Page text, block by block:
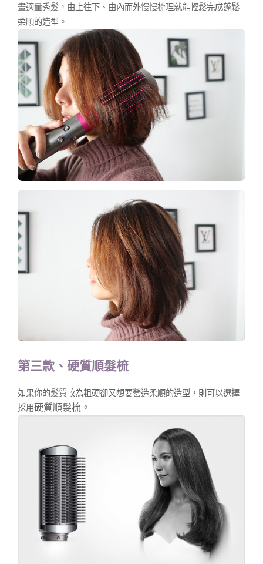
畫適量秀髮，由上往下、由內而外慢慢梳理就能輕鬆完成蓬鬆
柔順的造型。
第三款、硬質順髮梳
如果你的髮質較為粗硬卻又想要營造柔順的造型，則可以選擇
採用硬質順髮梳。